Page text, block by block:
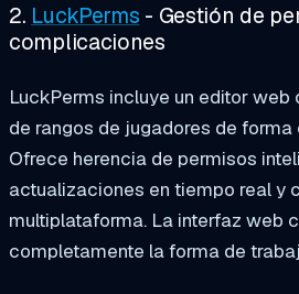
2. LuckPerms - Gestión de
complicaciones
LuckPerms incluye un editor
de rangos de jugadores de
Ofrece herencia de permisos
actualizaciones en tiempo real y
multiplataforma. La interfaz web
completamente la forma de